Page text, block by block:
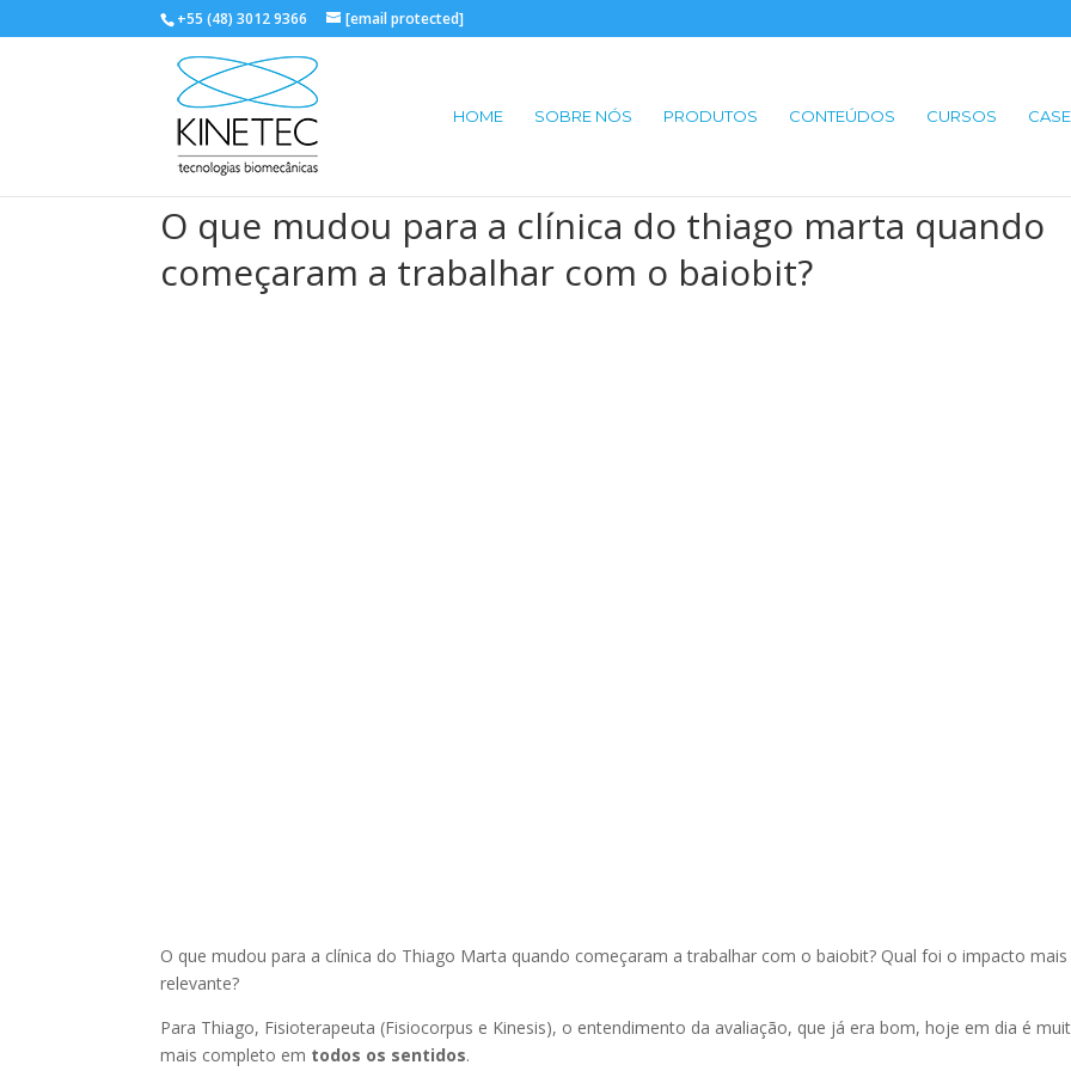
+55 (48) 3012 9366 [email protected]
HOME SOBRE NÓS PRODUTOS CONTEÚDOS CURSOS
O que mudou para a clínica do thiago marta quando
começaram a trabalhar com o baiobit?
O que mudou para a clínica do Thiago Marta quando começaram a trabalhar com o baiobit? Qual foi o impacto mais
relevante?
Para Thiago, Fisioterapeuta (Fisiocorpus e Kinesis), o entendimento da avaliação, que já era bom, hoje em dia é
mais completo em todos os sentidos.